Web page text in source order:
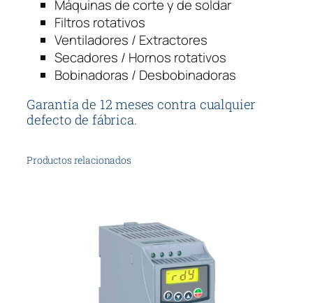
Máquinas de corte y de soldar
Filtros rotativos
Ventiladores / Extractores
Secadores / Hornos rotativos
Bobinadoras / Desbobinadoras
Garantía de 12 meses contra cualquier
defecto de fábrica.
Productos relacionados